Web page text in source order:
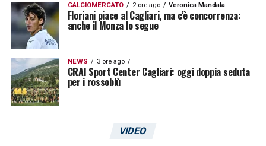
CALCIOMERCATO 2 ore ago Veronica Mandala
Floriani piace al Cagliari, ma c’è concorrenza:
anche il Monza lo segue
NEWS 3 ore ago
CRAI Sport Center Cagliari: oggi doppia seduta
per i rossoblù
VIDEO